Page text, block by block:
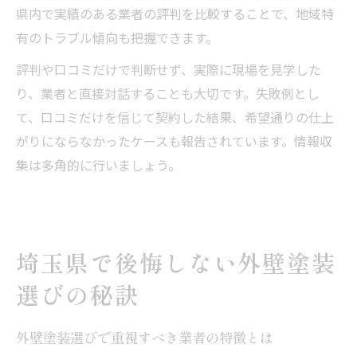
県内で実績のある業者の評判を比較することで、地域特
有のトラブル傾向も把握できます。
評判や口コミだけで判断せず、実際に現場を見学した
り、業者と直接対話することも大切です。失敗例とし
て、口コミだけを信じて契約した結果、希望通りの仕上
がりにならなかったケースも報告されています。情報収
集は多角的に行いましょう。
埼玉県で後悔しない外壁塗装
選びの秘訣
外壁塗装選びで重視すべき業者の特徴とは